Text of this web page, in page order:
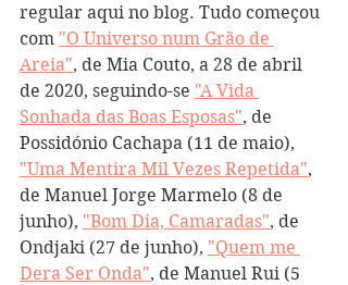
regular aqui no blog. Tudo começou
com "O Universo num Grão de
Areia", de Mia Couto, a 28 de abril
de 2020, seguindo-se "A Vida
Sonhada das Boas Esposas", de
Possidónio Cachapa (11 de maio),
"Uma Mentira Mil Vezes Repetida",
de Manuel Jorge Marmelo (8 de
junho), "Bom Dia, Camaradas", de
Ondjaki (27 de junho), "Quem me
Dera Ser Onda", de Manuel Rui (5